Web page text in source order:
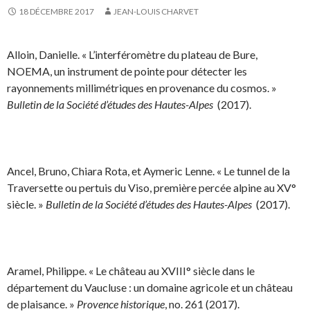
18 DÉCEMBRE 2017 JEAN-LOUIS CHARVET
Alloin, Danielle. « L’interféromètre du plateau de Bure,
NOEMA, un instrument de pointe pour détecter les
rayonnements millimétriques en provenance du cosmos. »
Bulletin de la Société d’études des Hautes-Alpes (2017).
Ancel, Bruno, Chiara Rota, et Aymeric Lenne. « Le tunnel de la
Traversette ou pertuis du Viso, première percée alpine au XV°
siècle. » Bulletin de la Société d’études des Hautes-Alpes (2017).
Aramel, Philippe. « Le château au XVIII° siècle dans le
département du Vaucluse : un domaine agricole et un château
de plaisance. » Provence historique, no. 261 (2017).